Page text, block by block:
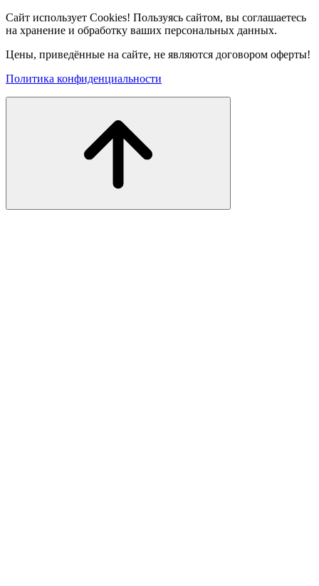
Сайт использует Cookies! Пользуясь сайтом, вы соглашаетесь
на хранение и обработку ваших персональных данных.
Цены, приведённые на сайте, не являются договором оферты!
Политика конфиденциальности